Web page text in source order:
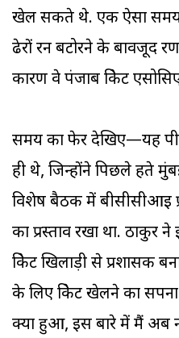
खेल सकते थे. एक ऐसा समय
ढेरों रन बटोरने के बावजूद
कारण वे पंजाब क्रिकेट
समय का फेर देखिए—यह
ही थे, जिन्होंने पिछले
विशेष बैठक में बीसीसीआइ
का प्रस्ताव रखा था. ठाकुर
क्रिकेट खिलाड़ी से प्रशासक
के लिए क्रिकेट खेलने का
क्या हुआ, इस बारे में मैं अब